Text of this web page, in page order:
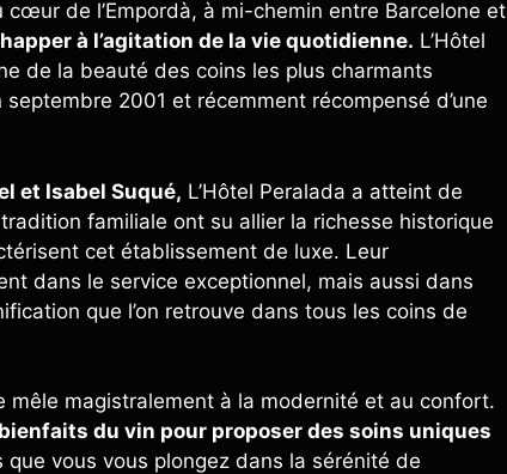
de l’Empordà, à mi-chemin entre Barcelone et
à l’agitation de la vie quotidienne. L’Hôtel
de la beauté des coins les plus charmants
2001 et récemment récompensé d’une
et Isabel Suqué, L’Hôtel Peralada a atteint de
familiale ont su allier la richesse historique
cet établissement de luxe. Leur
dans le service exceptionnel, mais aussi dans
que l’on retrouve dans tous les coins de
mêle magistralement à la modernité et au confort.
du vin pour proposer des soins uniques
que vous vous plongez dans la sérénité de